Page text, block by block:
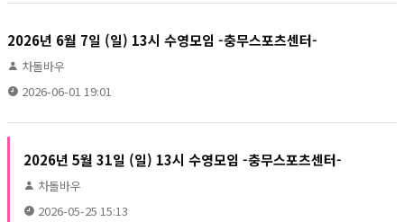
2026년 6월 7일 (일) 13시 수영모임 -충무스포츠센터-
차돌바우
2026-06-01 19:01
2026년 5월 31일 (일) 13시 수영모임 -충무스포츠센터-
차돌바우
2026-05-25 15:13